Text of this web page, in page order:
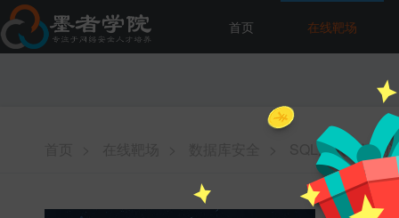
首页 在线靶场
SQL注入漏洞测